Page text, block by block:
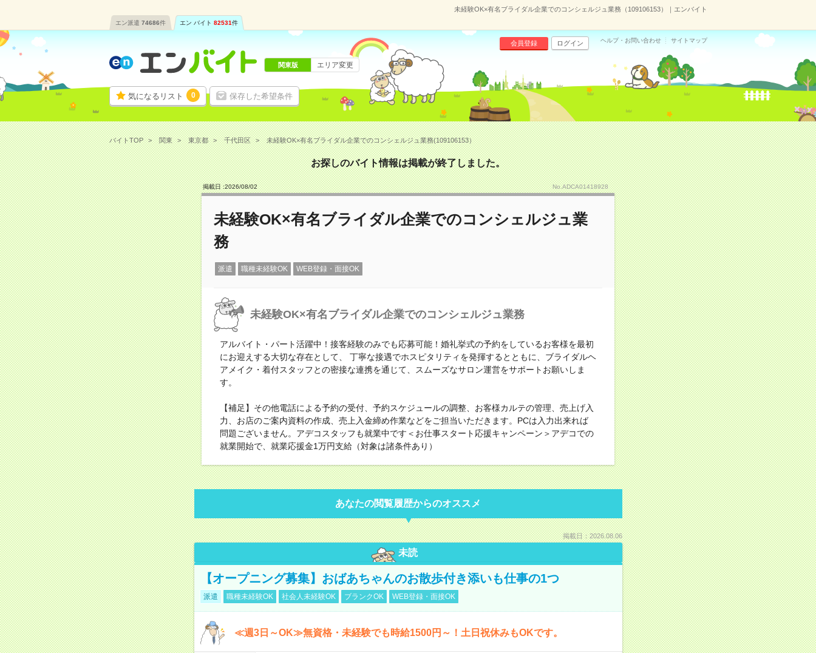
未経験OK×有名ブライダル企業でのコンシェルジュ業務（109106153）｜エンバイト
エン派遣 74686件 エン バイト 82531件
気になるリスト 0 保存した希望条件
会員登録 ログイン ヘルプ・お問い合わせ サイトマップ
関東版 エリア変更
バイトTOP 関東 東京都 千代田区 未経験OK×有名ブライダル企業でのコンシェルジュ業務(109106153）
お探しのバイト情報は掲載が終了しました。
掲載日 :2026/08/02 No.ADCA01418928
未経験OK×有名ブライダル企業でのコンシェルジュ業
務
派遣 職種未経験OK WEB登録・面接OK
未経験OK×有名ブライダル企業でのコンシェルジュ業務
アルバイト・パート活躍中！接客経験のみでも応募可能！婚礼挙式の予約をしているお客様を最初
にお迎えする大切な存在として、 丁寧な接遇でホスピタリティを発揮するとともに、ブライダルヘ
アメイク・着付スタッフとの密接な連携を通じて、スムーズなサロン運営をサポートお願いしま
す。
【補足】その他電話による予約の受付、予約スケジュールの調整、お客様カルテの管理、売上げ入
力、お店のご案内資料の作成、売上入金締め作業などをご担当いただきます。PCは入力出来れば
問題ございません。アデコスタッフも就業中です＜お仕事スタート応援キャンペーン＞アデコでの
就業開始で、就業応援金1万円支給（対象は諸条件あり）
あなたの閲覧履歴からのオススメ
掲載日：2026.08.06
未読
【オープニング募集】おばあちゃんのお散歩付き添いも仕事の1つ
派遣 職種未経験OK 社会人未経験OK ブランクOK WEB登録・面接OK
≪週3日～OK≫無資格・未経験でも時給1500円～！土日祝休みもOKです。